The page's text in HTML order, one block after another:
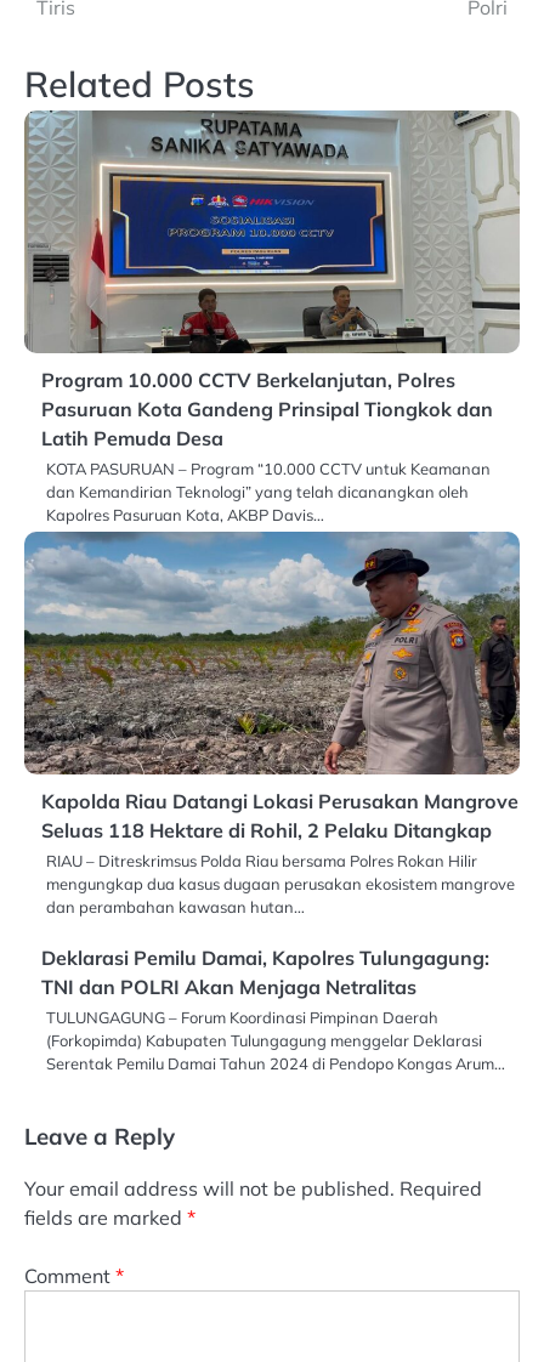
Tiris
Polri
Related Posts
Program 10.000 CCTV Berkelanjutan, Polres
Pasuruan Kota Gandeng Prinsipal Tiongkok dan
Latih Pemuda Desa
KOTA PASURUAN – Program “10.000 CCTV untuk Keamanan
dan Kemandirian Teknologi” yang telah dicanangkan oleh
Kapolres Pasuruan Kota, AKBP Davis…
Kapolda Riau Datangi Lokasi Perusakan Mangrove
Seluas 118 Hektare di Rohil, 2 Pelaku Ditangkap
RIAU – Ditreskrimsus Polda Riau bersama Polres Rokan Hilir
mengungkap dua kasus dugaan perusakan ekosistem mangrove
dan perambahan kawasan hutan…
Deklarasi Pemilu Damai, Kapolres Tulungagung:
TNI dan POLRI Akan Menjaga Netralitas
TULUNGAGUNG – Forum Koordinasi Pimpinan Daerah
(Forkopimda) Kabupaten Tulungagung menggelar Deklarasi
Serentak Pemilu Damai Tahun 2024 di Pendopo Kongas Arum…
Leave a Reply
Your email address will not be published. Required
fields are marked *
Comment *